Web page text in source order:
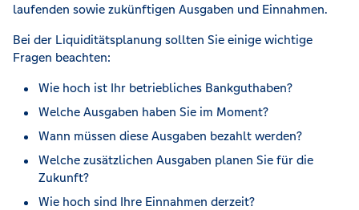
laufenden sowie zukünftigen Ausgaben und Einnahmen.
Bei der Liquiditätsplanung sollten Sie einige wichtige
Fragen beachten:
Wie hoch ist Ihr betriebliches Bankguthaben?
Welche Ausgaben haben Sie im Moment?
Wann müssen diese Ausgaben bezahlt werden?
Welche zusätzlichen Ausgaben planen Sie für die
Zukunft?
Wie hoch sind Ihre Einnahmen derzeit?